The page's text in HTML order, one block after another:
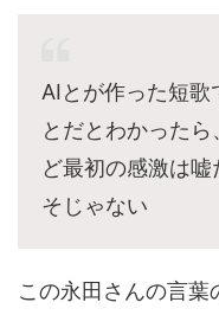
AIとが作った短歌
とだとわかった
ど最初の感激は
そじゃない
この永田さんの言